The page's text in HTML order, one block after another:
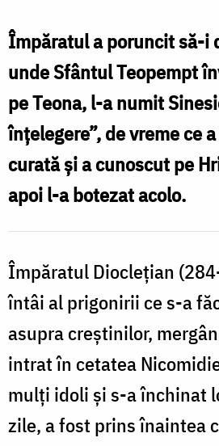
Mucenic
Teopempt
Împăratul a poruncit să-i
unde Sfântul Teopempt
pe Teona, l-a numit
înțelegere”, de vreme ce
curată și a cunoscut pe
apoi l-a botezat acolo.
Împăratul Dioclețian
întâi al prigonirii ce s-a
asupra creștinilor,
intrat în cetatea
mulți idoli și s-a închinat
zile, a fost prins înaintea